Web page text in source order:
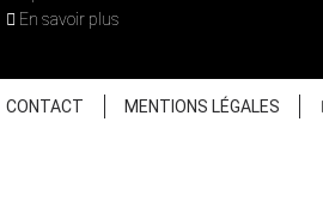
En savoir plus
CONTACT MENTIONS LÉGALES